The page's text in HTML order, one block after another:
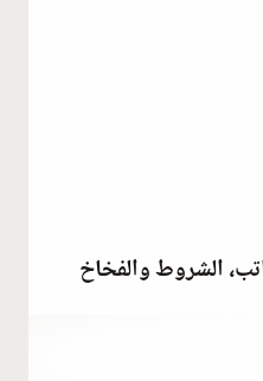
الشروط والفخاخ